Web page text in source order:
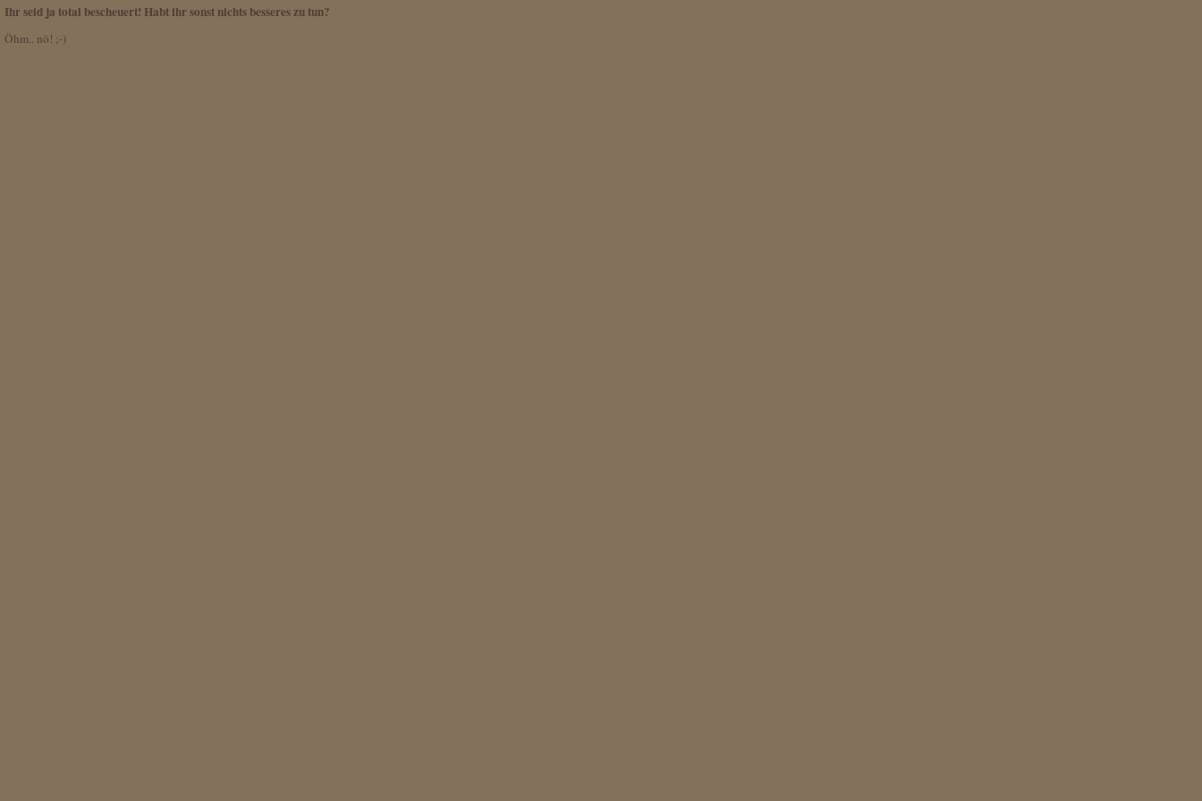
Ihr seid ja total bescheuert! Habt ihr sonst nichts besseres zu tun?
Öhm.. nö! ;-)